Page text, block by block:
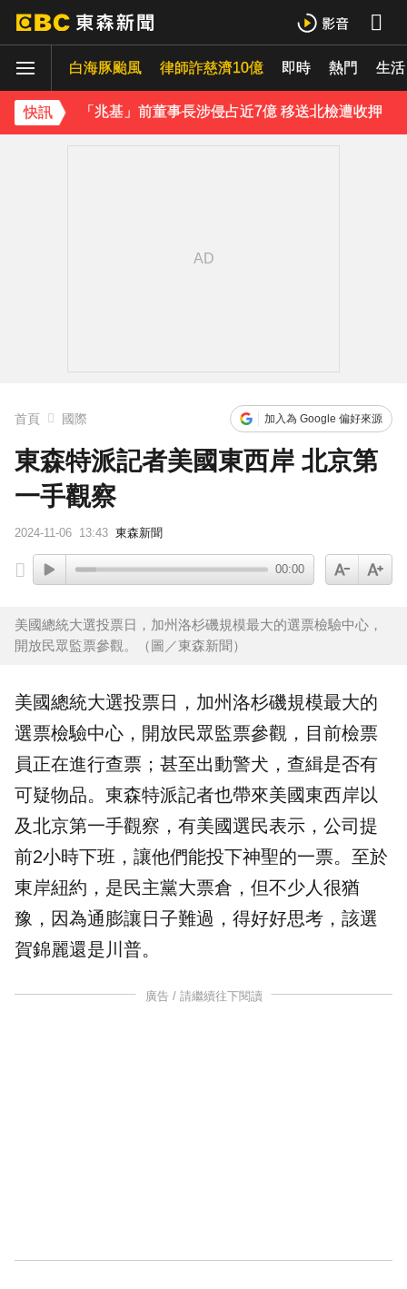
白海豚颱風 律師詐慈濟10億 即時 熱門 生活
快訊
下載東森App，隨時掌握天下大小事！
「兆基」前董事長涉侵占近7億 移送北檢遭收押
首頁 國際 加入為 Google 偏好來源
東森特派記者美國東西岸 北京第
一手觀察
2024-11-06 13:43 東森新聞
00:00
美國總統大選投票日，加州洛杉磯規模最大的選票檢驗中心，
開放民眾監票參觀。（圖／東森新聞）
美國總統大選投票日，加州洛杉磯規模最大的
選票檢驗中心，開放民眾監票參觀，目前檢票
員正在進行查票 ；甚至出動警犬 ，查緝是否有
可疑物品。東森特派記者也帶來美國東西岸以
及北京第一手觀察，有美國選民表示，公司提
前2小時下班，讓他們能投下神聖的一票。至於
東岸紐約，是民主黨大票倉，但不少人很猶
豫，因為通膨讓日子難過，得好好思考，該選
賀錦麗還是川普。
廣告 / 請繼續往下閱讀